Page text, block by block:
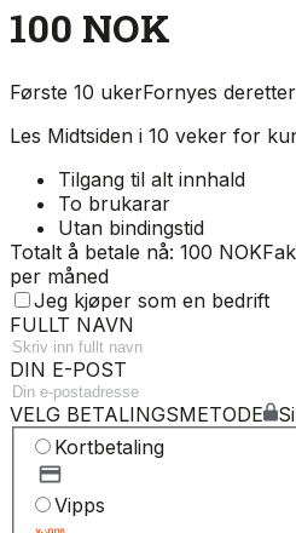
100 NOK
Første 10 ukerFornyes
Les Midtsiden i 10 veker for
Tilgang til alt innhald
To brukarar
Utan bindingstid
Totalt å betale nå: 100 NOK
per måned
Jeg kjøper som en bedrift
FULLT NAVN
DIN E-POST
VELG BETALINGSMETODE
Kortbetaling
Vipps